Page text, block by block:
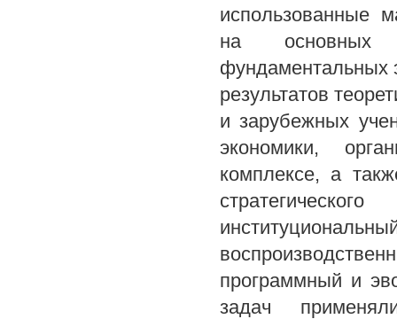
использованные
на основных
фундаментальных
результатов
и зарубежных
экономики,
комплексе, а
программный и
задач